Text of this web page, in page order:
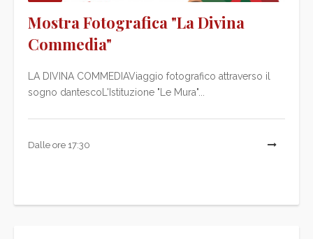
Mostra Fotografica "La Divina
Commedia"
LA DIVINA COMMEDIAViaggio fotografico attraverso il
sogno dantescoL'Istituzione "Le Mura"...
Dalle ore 17:30